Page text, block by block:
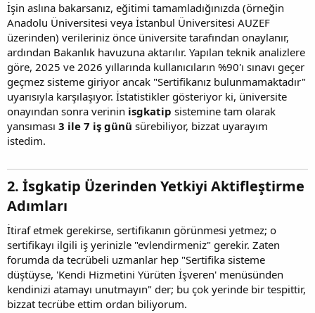
İşin aslına bakarsanız, eğitimi tamamladığınızda (örneğin
Anadolu Üniversitesi veya İstanbul Üniversitesi AUZEF
üzerinden) verileriniz önce üniversite tarafından onaylanır,
ardından Bakanlık havuzuna aktarılır. Yapılan teknik analizlere
göre, 2025 ve 2026 yıllarında kullanıcıların %90'ı sınavı geçer
geçmez sisteme giriyor ancak "Sertifikanız bulunmamaktadır"
uyarısıyla karşılaşıyor. İstatistikler gösteriyor ki, üniversite
onayından sonra verinin isgkatip sistemine tam olarak
yansıması 3 ile 7 iş günü sürebiliyor, bizzat uyarayım
istedim.
2. İsgkatip Üzerinden Yetkiyi Aktifleştirme
Adımları​
İtiraf etmek gerekirse, sertifikanın görünmesi yetmez; o
sertifikayı ilgili iş yerinizle "evlendirmeniz" gerekir. Zaten
forumda da tecrübeli uzmanlar hep "Sertifika sisteme
düştüyse, 'Kendi Hizmetini Yürüten İşveren' menüsünden
kendinizi atamayı unutmayın" der; bu çok yerinde bir tespittir,
bizzat tecrübe ettim ordan biliyorum.